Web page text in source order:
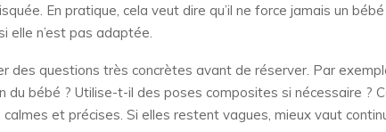
En pratique, cela veut dire qu’il ne force jamais un
elle n’est pas adaptée.
des questions très concrètes avant de réserver. Par
bébé ? Utilise-t-il des poses composites si nécessaire ?
et précises. Si elles restent vagues, mieux vaut